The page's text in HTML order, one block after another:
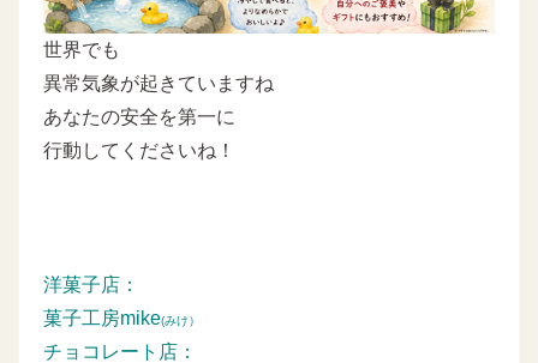
世界でも
異常気象が起きていますね
あなたの安全を第一に
行動してくださいね！
洋菓子店：
菓子工房mike(みけ）
チョコレート店：